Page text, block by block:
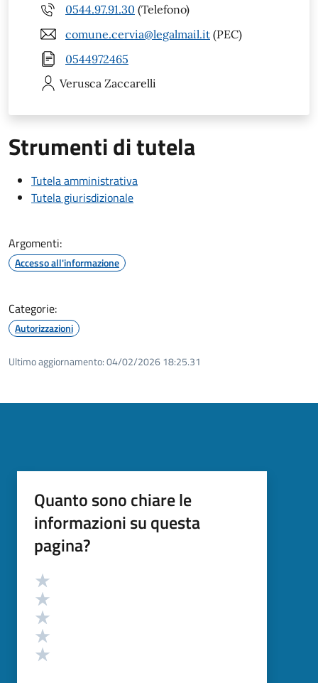
0544.97.91.30 (Telefono)
comune.cervia@legalmail.it (PEC)
0544972465
Verusca Zaccarelli
Strumenti di tutela
Tutela amministrativa
Tutela giurisdizionale
Argomenti:
Accesso all'informazione
Categorie:
Autorizzazioni
Ultimo aggiornamento:04/02/2026 18:25.31
Quanto sono chiare le
informazioni su questa
pagina?
Valutazione